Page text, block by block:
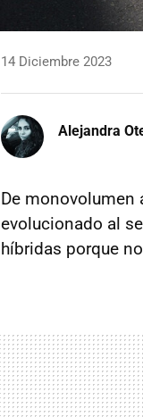
14 Diciembre 2023
Alejandra
De monovolumen
evolucionado al
híbridas porque